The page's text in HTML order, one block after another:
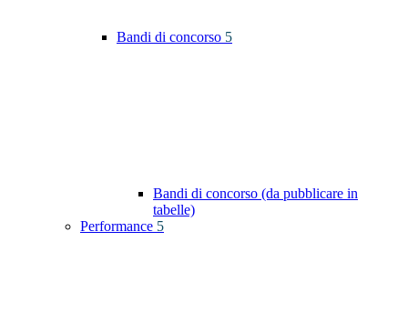
Bandi di concorso 5
Bandi di concorso (da pubblicare in
tabelle)
Performance 5